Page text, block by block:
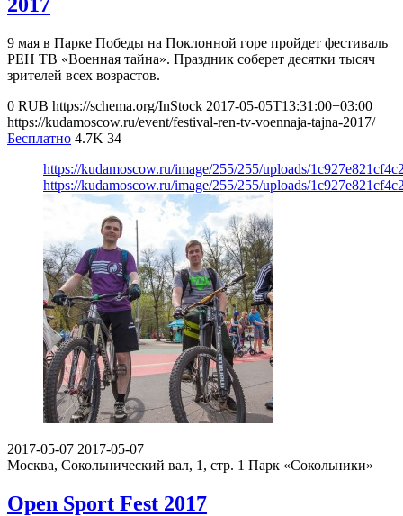
9 мая в Парке Победы на Поклонной горе пройдет фестиваль
РЕН ТВ «Военная тайна». Праздник соберет десятки тысяч
зрителей всех возрастов.
0 RUB https://schema.org/InStock 2017-05-05T13:31:00+03:00
https://kudamoscow.ru/event/festival-ren-tv-voennaja-tajna-2017/
Бесплатно 4.7K 34
https://kudamoscow.ru/image/255/255/uploads/
https://kudamoscow.ru/image/255/255/uploads/
2017-05-07 2017-05-07
Москва, Сокольнический вал, 1, стр. 1 Парк «Сокольники»
Open Sport Fest 2017